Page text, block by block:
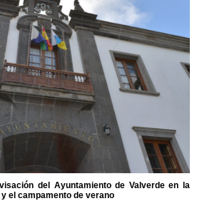
del Ayuntamiento de Valverde en la
el campamento de verano